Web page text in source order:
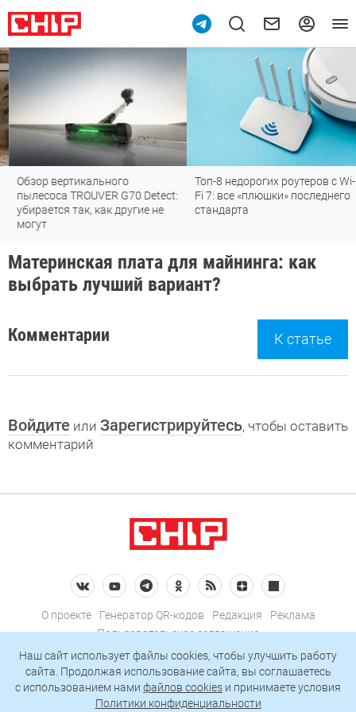
Обзор вертикального
пылесоса TROUVER G70 Detect:
убирается так, как другие не
могут
Топ-8 недорогих роутеров с Wi-
Fi 7: все «плюшки» последнего
стандарта
Материнская плата для майнинга: как
выбрать лучший вариант?
Комментарии К статье
Войдите или Зарегистрируйтесь, чтобы оставить
комментарий
О проекте Генератор QR-кодов Редакция
Реклама
Пользовательское соглашение
Политика конфиденциальности
Подписаться на рассылку
Наш сайт использует файлы cookies, чтобы улучшить работу
сайта. Продолжая использование сайта, вы соглашаетесь
c использованием нами файлов cookies и принимаете условия
Политики конфиденциальности